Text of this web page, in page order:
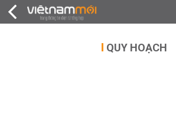
QUY HOẠCH